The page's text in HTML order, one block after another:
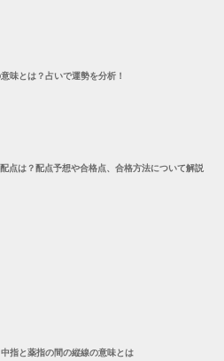
味とは？占いで運勢を分析！
点は？配点予想や合格点、合格方法について解説
指と薬指の間の縦線の意味とは